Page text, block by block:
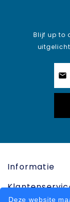
Deze website
Blijf up to
Informatie